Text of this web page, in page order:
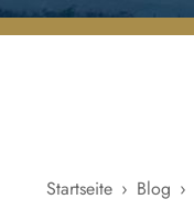
Startseite › Blog ›